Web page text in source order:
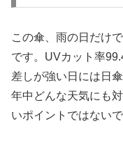
この傘、雨の日だけ
です。UVカット率
差しが強い日には日
年中どんな天気にも
いポイントではないで